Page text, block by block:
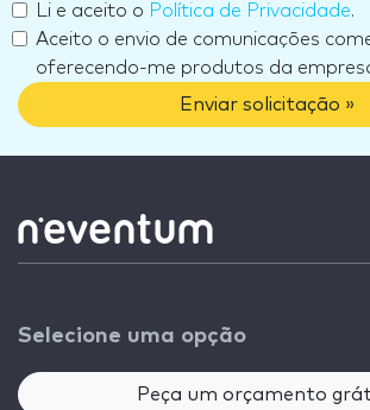
Li e aceito o Política de Privacidade.
Aceito o envio de comunicações
oferecendo-me produtos da
Enviar solicitação »
Selecione uma opção
Peça um orçamento